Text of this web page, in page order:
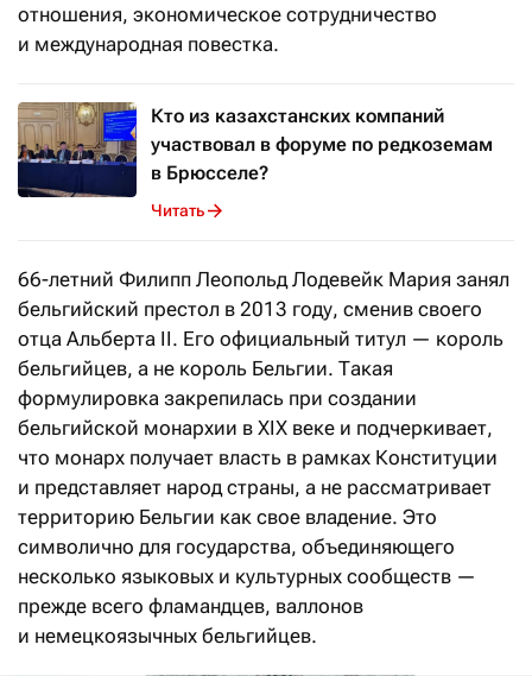
отношения, экономическое сотрудничество
и международная повестка.
Кто из казахстанских компаний
участвовал в форуме по редкоземам
в Брюсселе?
Читать
66-летний Филипп Леопольд Лодевейк Мария занял
бельгийский престол в 2013 году, сменив своего
отца Альберта II. Его официальный титул — король
бельгийцев, а не король Бельгии. Такая
формулировка закрепилась при создании
бельгийской монархии в XIX веке и подчеркивает,
что монарх получает власть в рамках Конституции
и представляет народ страны, а не рассматривает
территорию Бельгии как свое владение. Это
символично для государства, объединяющего
несколько языковых и культурных сообществ —
прежде всего фламандцев, валлонов
и немецкоязычных бельгийцев.